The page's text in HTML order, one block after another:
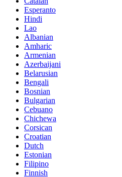
Esperanto
Hindi
Lao
Albanian
Amharic
Armenian
Azerbaijani
Belarusian
Bengali
Bosnian
Bulgarian
Cebuano
Chichewa
Corsican
Croatian
Dutch
Estonian
Filipino
Finnish